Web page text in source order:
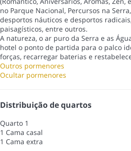
no Parque Nacional, Percursos na
desportos náuticos e desportos
paisagísticos, entre outros.
A natureza, o ar puro da Serra e as
hotel o ponto de partida para o palco
forças, recarregar baterias e
Outros pormenores
Ocultar pormenores
Distribuição de quartos
Quarto 1
1 Cama casal
1 Cama extra